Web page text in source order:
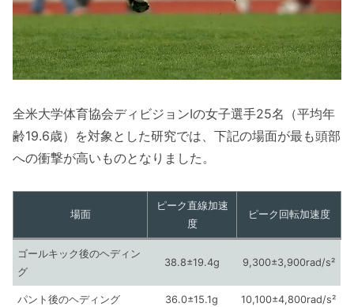
全米大学体育協会ディビジョンIの女子選手25名（平均年
齢19.6歳）を対象とした研究では、下記の場面が最も頭部
への衝撃が高いものとなりました。
場面
ピーク直線加速
度
ピーク回転加速度
ゴールキック後のヘディン
グ
38.8±19.4g 9,300±3,900rad/s²
パント後のヘディング 36.0±15.1g 10,100±4,800rad/s²